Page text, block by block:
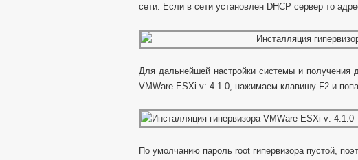
сети. Если в сети установлен DHCP сервер то
Для дальнейшей настройки системы и получения
VMWare ESXi v: 4.1.0, нажимаем клавишу F2 и
По умолчанию пароль root гипервизора пустой,